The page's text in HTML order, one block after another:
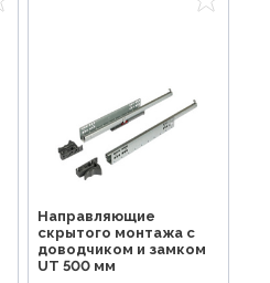
Направляющие
скрытого монтажа с
доводчиком и замком
UT 500 мм